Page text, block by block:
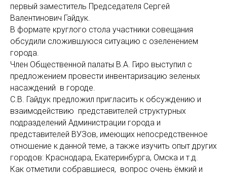
первый заместитель Председателя Сергей
Валентинович Гайдук.
В формате круглого стола участники совещания
обсудили сложившуюся ситуацию с озеленением
города.
Член Общественной палаты В.А. Гиро выступил с
предложением провести инвентаризацию зеленых
насаждений в городе.
С.В. Гайдук предложил пригласить к обсуждению и
взаимодействию представителей структурных
подразделений Администрации города и
представителей ВУЗов, имеющих непосредственное
отношение к данной теме, а также изучить опыт других
городов: Краснодара, Екатеринбурга, Омска и т.д.
Как отметили собравшиеся, вопрос очень ёмкий и